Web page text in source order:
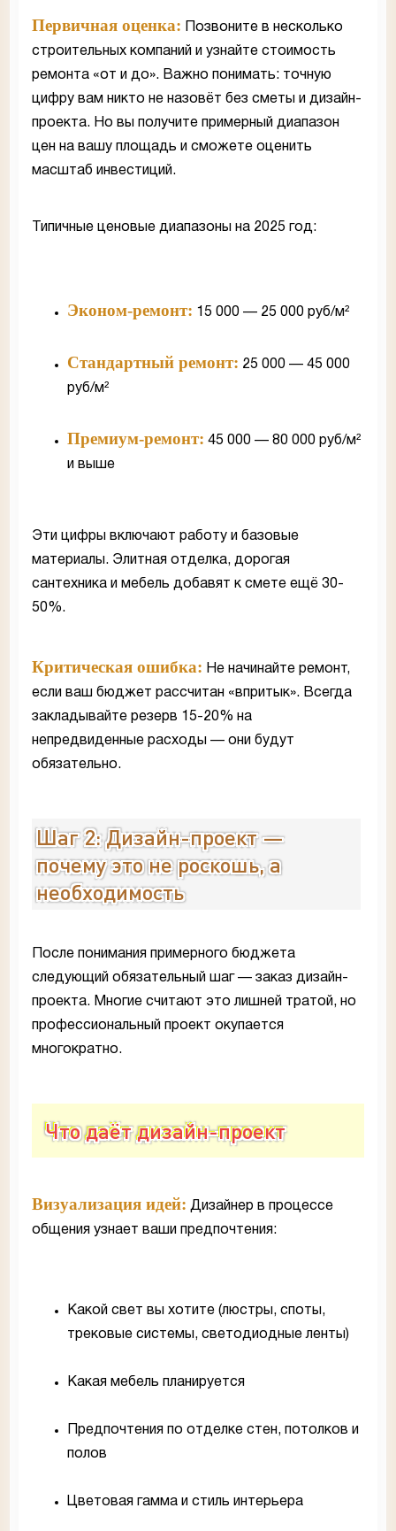
Первичная оценка: Позвоните в несколько
строительных компаний и узнайте стоимость
ремонта «от и до». Важно понимать: точную
цифру вам никто не назовёт без сметы и дизайн-
проекта. Но вы получите примерный диапазон
цен на вашу площадь и сможете оценить
масштаб инвестиций.
Типичные ценовые диапазоны на 2025 год:
Эконом-ремонт: 15 000 — 25 000 руб/м²
Стандартный ремонт: 25 000 — 45 000
руб/м²
Премиум-ремонт: 45 000 — 80 000 руб/м²
и выше
Эти цифры включают работу и базовые
материалы. Элитная отделка, дорогая
сантехника и мебель добавят к смете ещё 30-
50%.
Критическая ошибка: Не начинайте ремонт,
если ваш бюджет рассчитан «впритык». Всегда
закладывайте резерв 15-20% на
непредвиденные расходы — они будут
обязательно.
Шаг 2: Дизайн-проект —
почему это не роскошь, а
необходимость
После понимания примерного бюджета
следующий обязательный шаг — заказ дизайн-
проекта. Многие считают это лишней тратой, но
профессиональный проект окупается
многократно.
Что даёт дизайн-проект
Визуализация идей: Дизайнер в процессе
общения узнает ваши предпочтения:
Какой свет вы хотите (люстры, споты,
трековые системы, светодиодные ленты)
Какая мебель планируется
Предпочтения по отделке стен, потолков и
полов
Цветовая гамма и стиль интерьера